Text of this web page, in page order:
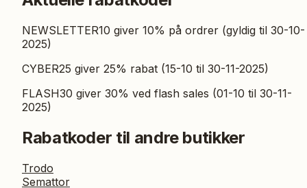
NEWSLETTER10 giver 10% på ordrer (gyldig til 30-10-
2025)
CYBER25 giver 25% rabat (15-10 til 30-11-2025)
FLASH30 giver 30% ved flash sales (01-10 til 30-11-
2025)
Rabatkoder til andre butikker
Trodo
Semattor